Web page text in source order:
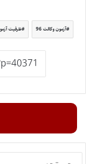
آزمون وکالت 96 ظرفیت